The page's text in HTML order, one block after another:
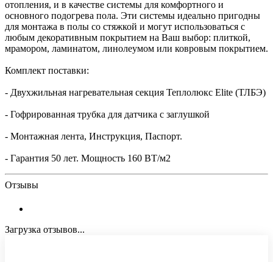
отопления, и в качестве системы для комфортного и
основного подогрева пола. Эти системы идеально пригодны
для монтажа в полы со стяжкой и могут использоваться с
любым декоративным покрытием на Ваш выбор: плиткой,
мрамором, ламинатом, линолеумом или ковровым покрытием.
Комплект поставки:
- Двухжильная нагревательная секция Теплолюкс Elite (ТЛБЭ)
- Гофрированная трубка для датчика с заглушкой
- Монтажная лента, Инструкция, Паспорт.
- Гарантия 50 лет. Мощность 160 ВТ/м2
Отзывы
Загрузка отзывов...